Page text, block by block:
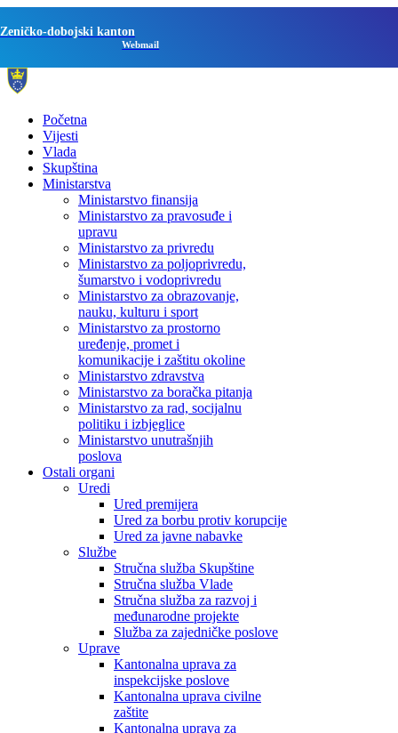
Zeničko-dobojski kanton
Webmail
Početna
Vijesti
Vlada
Skupština
Ministarstva
Ministarstvo finansija
Ministarstvo za pravosuđe i
upravu
Ministarstvo za privredu
Ministarstvo za poljoprivredu,
šumarstvo i vodoprivredu
Ministarstvo za obrazovanje,
nauku, kulturu i sport
Ministarstvo za prostorno
uređenje, promet i
komunikacije i zaštitu okoline
Ministarstvo zdravstva
Ministarstvo za boračka pitanja
Ministarstvo za rad, socijalnu
politiku i izbjeglice
Ministarstvo unutrašnjih
poslova
Ostali organi
Uredi
Ured premijera
Ured za borbu protiv korupcije
Ured za javne nabavke
Službe
Stručna služba Skupštine
Stručna služba Vlade
Stručna služba za razvoj i
međunarodne projekte
Služba za zajedničke poslove
Uprave
Kantonalna uprava za
inspekcijske poslove
Kantonalna uprava civilne
zaštite
Kantonalna uprava za